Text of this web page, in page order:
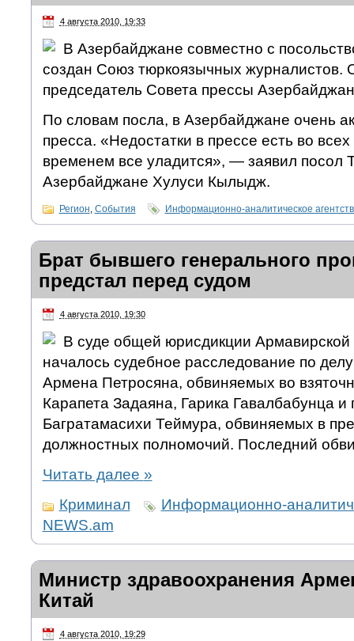
4 августа 2010, 19:33
В Азербайджане совместно с
создан Союз тюркоязычных журналистов.
председатель Совета прессы
По словам посла, в Азербайджане очень
пресса. «Недостатки в прессе есть во
временем все уладится», — заявил посол
Азербайджане Хулуси Кылыдж.
Регион, События Информационно-аналитическое
Брат бывшего генерального
предстал перед судом
4 августа 2010, 19:30
В суде общей юрисдикции Армавирской
началось судебное расследование по
Армена Петросяна, обвиняемых во
Карапета Задаяна, Гарика Гавалбабунца
Багратамасихи Теймура, обвиняемых в
должностных полномочий. Последний
Читать далее »
Криминал
Информационно-
NEWS.am
Министр здравоохранения
Китай
4 августа 2010, 19:29